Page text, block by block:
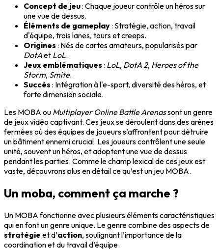
Concept de jeu: Chaque joueur contrôle un héros sur
une vue de dessus.
Éléments de gameplay: Stratégie, action, travail
d'équipe, trois lanes, tours et creeps.
Origines : Nés de cartes amateurs, popularisés par
DotAet LoL.
Jeux emblématiques : LoL, DotA 2, Heroes of the
Storm, Smite.
Succès : Intégration à l'e-sport, diversité des héros, et
forte dimension sociale.
Les MOBA ou Multiplayer Online Battle Arenassont un genre
de jeux vidéo captivant. Ces jeux se déroulent dans des arènes
fermées où des équipes de joueurs s’affrontent pour détruire
un bâtiment ennemi crucial. Les joueurs contrôlent une seule
unité, souvent un héros, et adoptent une vue de dessus
pendant les parties. Comme le champ lexical de ces jeux est
vaste, découvrons plus en détail ce qu’est un jeu MOBA.
Un moba, comment ça marche ?
Un MOBA fonctionne avec plusieurs éléments caractéristiques
qui en font un genre unique. Le genre combine des aspects de
stratégie et d’action, soulignant l’importance de la
coordination et du travail d’équipe.